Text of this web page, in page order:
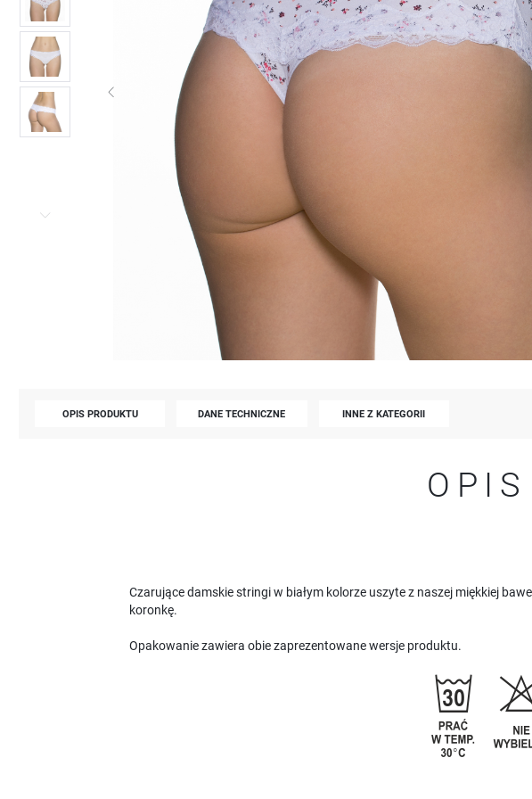
OPIS PRODUKTU DANE TECHNICZNE INNE Z KATEGORII
Czarujące damskie stringi w białym kolorze uszyte z naszej miękkiej
koronkę.
Opakowanie zawiera obie zaprezentowane wersje produktu.